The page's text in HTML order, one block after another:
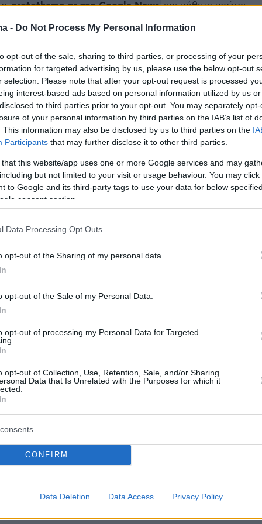
- Do Not Process My Personal Information
opt-out of the sale, sharing to third parties, or processing of your
for targeted advertising by us, please use the below opt-out
selection. Please note that after your opt-out request is processed
interest-based ads based on personal information utilized by us
to third parties prior to your opt-out. You may separately
of your personal information by third parties on the IAB’s list of
This information may also be disclosed by us to third parties on the
Participants that may further disclose it to other third parties.
that this website/app uses one or more Google services and may
but not limited to your visit or usage behaviour. You may
to Google and its third-party tags to use your data for below
consent section.
Data Processing Opt Outs
opt-out of the Sharing of my personal data.
opt-out of the Sale of my Personal Data.
opt-out of processing my Personal Data for Targeted
opt-out of Collection, Use, Retention, Sale, and/or Sharing
Data that Is Unrelated with the Purposes for which it
CONFIRM
Data Deletion Data Access Privacy Policy
protothema.gr στο Google Newsκαι μάθετε πρώτοι
στοProtothema.gr
ΕιδήσειςΔημοφιλή
νέο πρόεδρο
«βοήθεια» 1 δισ.
ασφάλεια
(8/8/2026)
επίπεδο της
στον
τους, δείτε
Ρωσικά πλήγματα σε Κίεβο και
Μπροβαρί: Τρεις νεκροί, ανάμεσά
τους ένα παιδί
08.08.2026, 03:37
Ο Κούτσιας πέτυχε το πρώτο γκολ
08.08.2026, 03:31
Δικαστήριο: «Εθνική ντροπή» το
Ορκίστηκε πρόεδρος της
Εσπριέγια, δείτε βίντεο
08.08.2026, 02:28
ΕΙΔΗΣΕΙΣ